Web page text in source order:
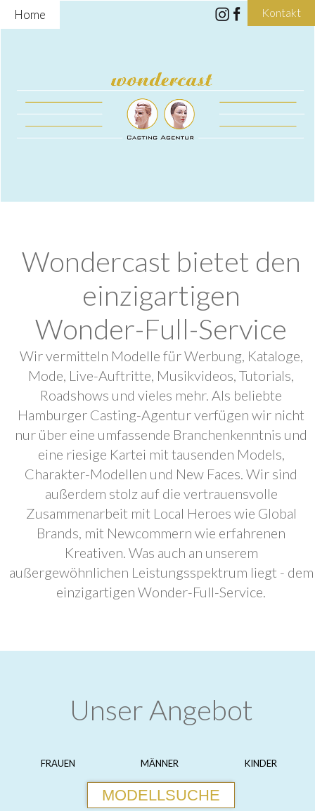
Home Kontakt
Wondercast bietet den
einzigartigen
Wonder-Full-Service
Wir vermitteln Modelle für Werbung, Kataloge,
Mode, Live-Auftritte, Musikvideos, Tutorials,
Roadshows und vieles mehr. Als beliebte
Hamburger Casting-Agentur verfügen wir nicht
nur über eine umfassende Branchenkenntnis und
eine riesige Kartei mit tausenden Models,
Charakter-Modellen und New Faces. Wir sind
außerdem stolz auf die vertrauensvolle
Zusammenarbeit mit Local Heroes wie Global
Brands, mit Newcommern wie erfahrenen
Kreativen. Was auch an unserem
außergewöhnlichen Leistungsspektrum liegt - dem
einzigartigen Wonder-Full-Service.
Unser Angebot
FRAUEN MÄNNER KINDER
MODELLSUCHE